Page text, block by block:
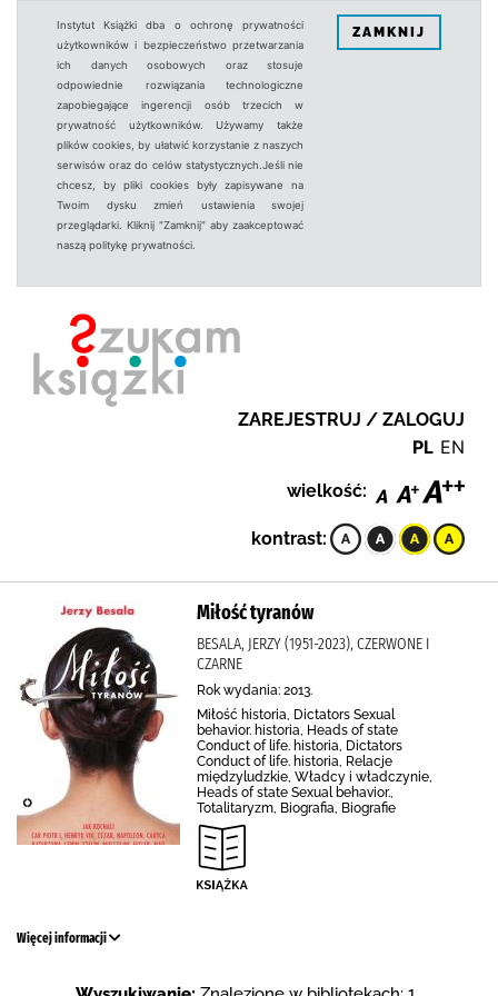
Instytut Książki dba o ochronę prywatności
użytkowników i bezpieczeństwo przetwarzania
ich danych osobowych oraz stosuje
odpowiednie rozwiązania technologiczne
zapobiegające ingerencji osób trzecich w
prywatność użytkowników. Używamy także
plików cookies, by ułatwić korzystanie z naszych
serwisów oraz do celów statystycznych.Jeśli nie
chcesz, by pliki cookies były zapisywane na
Twoim dysku zmień ustawienia swojej
przeglądarki. Kliknij "Zamknij" aby zaakceptować
naszą politykę prywatności.
ZAMKNIJ
ZAREJESTRUJ / ZALOGUJ
PL EN
wielkość:
kontrast:
Miłość tyranów
BESALA, JERZY (1951-2023), CZERWONE I
CZARNE
Rok wydania: 2013.
Miłość historia, Dictators Sexual
behavior. historia, Heads of state
Conduct of life. historia, Dictators
Conduct of life. historia, Relacje
międzyludzkie, Władcy i władczynie,
Heads of state Sexual behavior.,
Totalitaryzm, Biografia, Biografie
Więcej informacji